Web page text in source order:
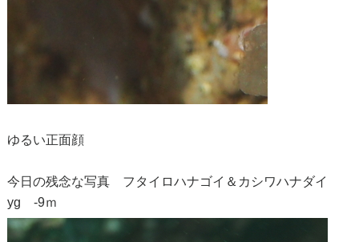
ゆるい正面顔
今日の残念な写真 フタイロハナゴイ＆カシワハナダイ
yg -9ｍ